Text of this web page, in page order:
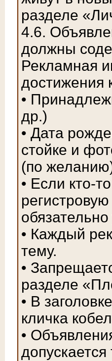
разделе
4.6.
должны
Рекламная
достижения
•
др.)
• Дата
стойке и
(по
• Если кто-
• Каждый
тему.
•
разделе
• В
кличка
•